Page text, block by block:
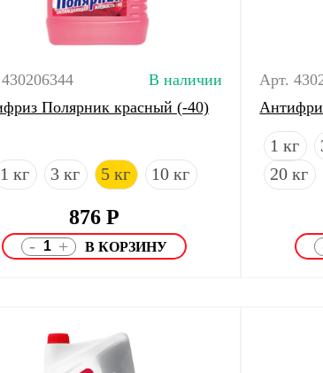
В наличии
Полярник красный (-40)
1 кг 3 кг 5 кг 10 кг
876Р
- +
Арт.
1 кг
20 кг